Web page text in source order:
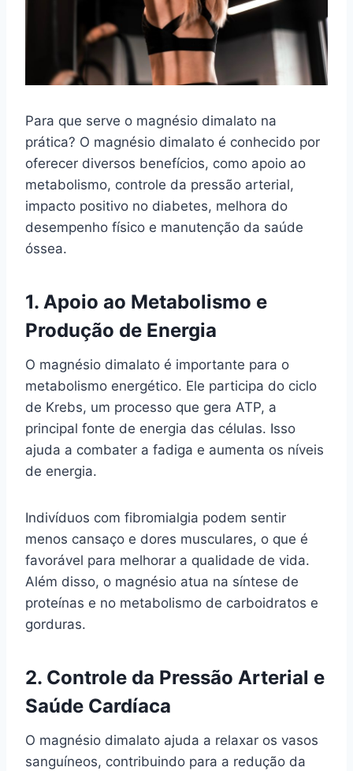
Para que serve o magnésio dimalato na
prática? O magnésio dimalato é conhecido por
oferecer diversos benefícios, como apoio ao
metabolismo, controle da pressão arterial,
impacto positivo no diabetes, melhora do
desempenho físico e manutenção da saúde
óssea.
1. Apoio ao Metabolismo e
Produção de Energia
O magnésio dimalato é importante para o
metabolismo energético. Ele participa do ciclo
de Krebs, um processo que gera ATP, a
principal fonte de energia das células. Isso
ajuda a combater a fadiga e aumenta os níveis
de energia.
Indivíduos com fibromialgia podem sentir
menos cansaço e dores musculares, o que é
favorável para melhorar a qualidade de vida.
Além disso, o magnésio atua na síntese de
proteínas e no metabolismo de carboidratos e
gorduras.
2. Controle da Pressão Arterial e
Saúde Cardíaca
O magnésio dimalato ajuda a relaxar os vasos
sanguíneos, contribuindo para a redução da